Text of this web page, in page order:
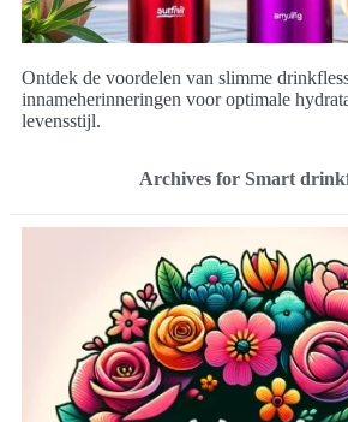
Ontdek de voordelen van slimme
innameherinneringen voor optimale
levensstijl.
Archives for Smart